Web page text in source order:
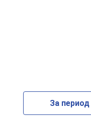
За период